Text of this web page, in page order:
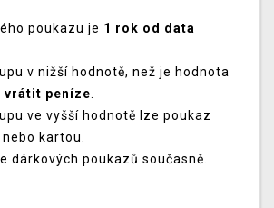
poukazu je 1 rok od data
v nižší hodnotě, než je hodnota
vrátit peníze.
ve vyšší hodnotě lze poukaz
kartou.
dárkových poukazů současně.